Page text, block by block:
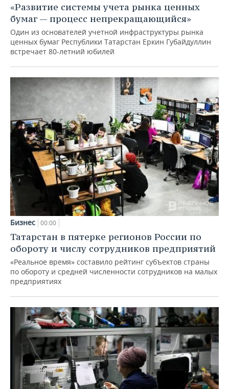
«Развитие системы учета рынка ценных
бумаг — процесс непрекращающийся»
Один из основателей учетной инфраструктуры рынка
ценных бумаг Республики Татарстан Еркин Губайдуллин
встречает 80-летний юбилей
Бизнес 00:00
Татарстан в пятерке регионов России по
обороту и числу сотрудников предприятий
«Реальное время» составило рейтинг субъектов страны
по обороту и средней численности сотрудников на малых
предприятиях